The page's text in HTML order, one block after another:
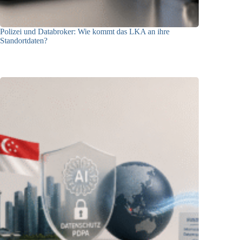
Polizei und Databroker: Wie kommt das LKA an ihre
Standortdaten?